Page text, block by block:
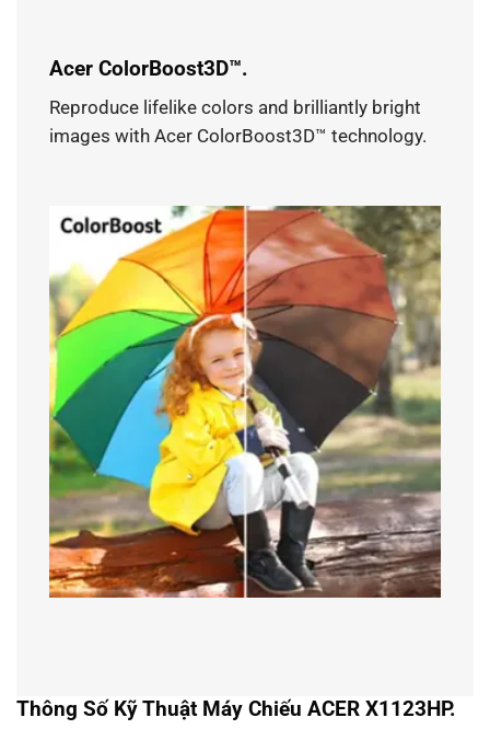
Acer ColorBoost3D™.
Reproduce lifelike colors and brilliantly bright
images with Acer ColorBoost3D™ technology.
Thông Số Kỹ Thuật Máy Chiếu ACER X1123HP.